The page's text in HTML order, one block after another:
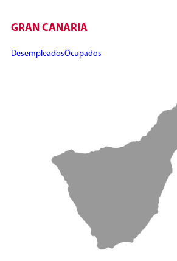
GRAN CANARIA
DesempleadosOcupados